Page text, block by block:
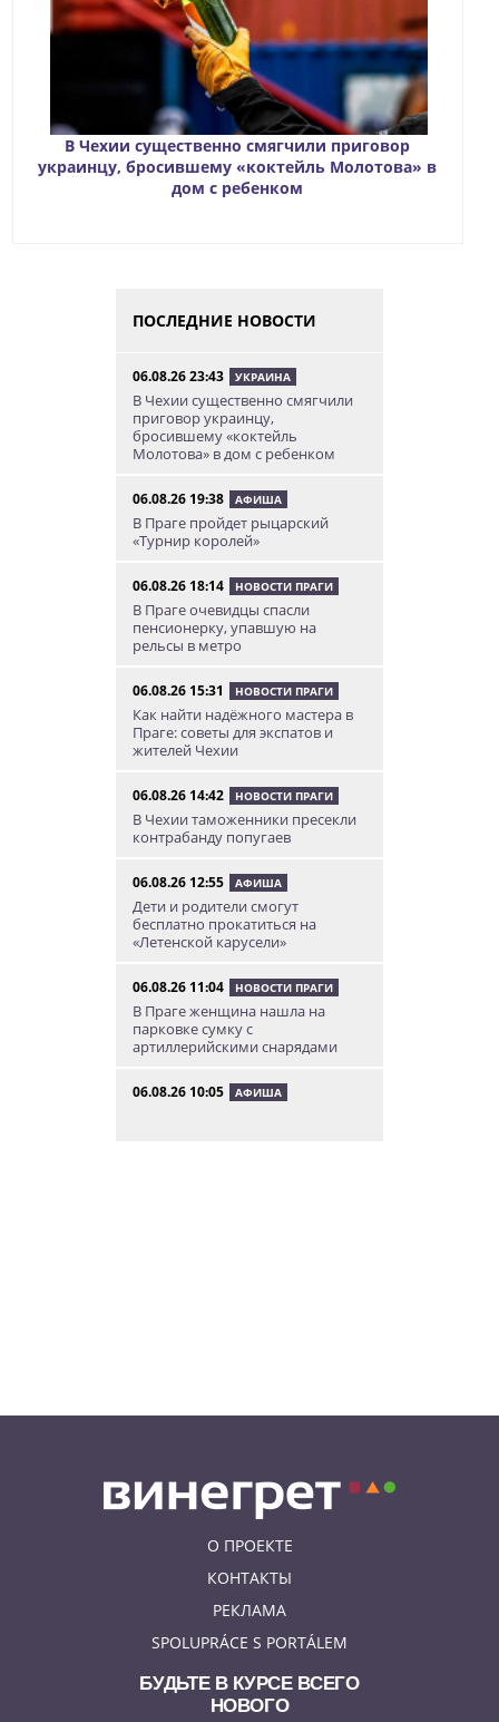
В Чехии существенно смягчили приговор
украинцу, бросившему «коктейль Молотова» в
дом с ребенком
ПОСЛЕДНИЕ НОВОСТИ
06.08.26 23:43 УКРАИНА
В Чехии существенно смягчили
приговор украинцу,
бросившему «коктейль
Молотова» в дом с ребенком
06.08.26 19:38 АФИША
В Праге пройдет рыцарский
«Турнир королей»
06.08.26 18:14 НОВОСТИ ПРАГИ
В Праге очевидцы спасли
пенсионерку, упавшую на
рельсы в метро
06.08.26 15:31 НОВОСТИ ПРАГИ
Как найти надёжного мастера в
Праге: советы для экспатов и
жителей Чехии
06.08.26 14:42 НОВОСТИ ПРАГИ
В Чехии таможенники пресекли
контрабанду попугаев
06.08.26 12:55 АФИША
Дети и родители смогут
бесплатно прокатиться на
«Летенской карусели»
06.08.26 11:04 НОВОСТИ ПРАГИ
В Праге женщина нашла на
парковке сумку с
артиллерийскими снарядами
06.08.26 10:05 АФИША
О ПРОЕКТЕ
КОНТАКТЫ
РЕКЛАМА
SPOLUPRÁCE S PORTÁLEM
БУДЬТЕ В КУРСЕ ВСЕГО
НОВОГО